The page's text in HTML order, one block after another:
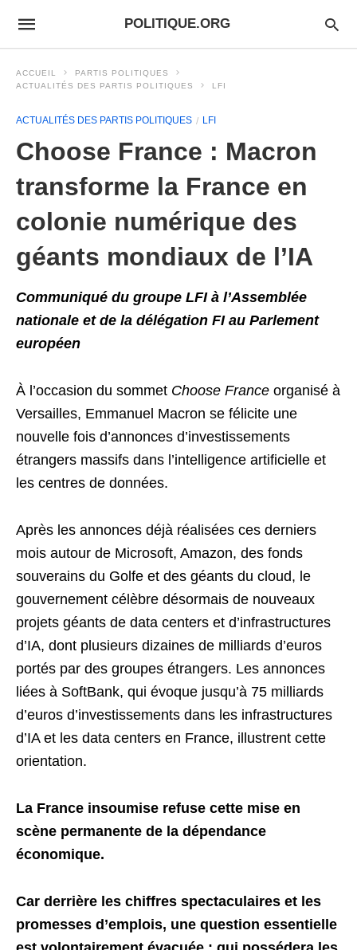
POLITIQUE.ORG
ACCUEIL
PARTIS POLITIQUES
ACTUALITÉS DES PARTIS POLITIQUES
LFI
ACTUALITÉS DES PARTIS POLITIQUES LFI
Choose France : Macron
transforme la France en
colonie numérique des
géants mondiaux de l’IA
Communiqué du groupe LFI à l’Assemblée
nationale et de la délégation FI au Parlement
européen
À l’occasion du sommet Choose France organisé à
Versailles, Emmanuel Macron se félicite une
nouvelle fois d’annonces d’investissements
étrangers massifs dans l’intelligence artificielle et
les centres de données.
Après les annonces déjà réalisées ces derniers
mois autour de Microsoft, Amazon, des fonds
souverains du Golfe et des géants du cloud, le
gouvernement célèbre désormais de nouveaux
projets géants de data centers et d’infrastructures
d’IA, dont plusieurs dizaines de milliards d’euros
portés par des groupes étrangers. Les annonces
liées à SoftBank, qui évoque jusqu’à 75 milliards
d’euros d’investissements dans les infrastructures
d’IA et les data centers en France, illustrent cette
orientation.
La France insoumise refuse cette mise en
scène permanente de la dépendance
économique.
Car derrière les chiffres spectaculaires et les
promesses d’emplois, une question essentielle